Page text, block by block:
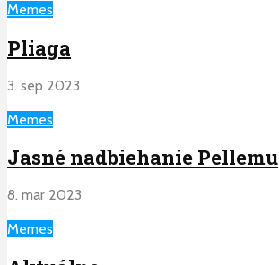
Memes
Pliaga
3. sep 2023
Memes
Jasné nadbiehanie Pellemu
8. mar 2023
Memes